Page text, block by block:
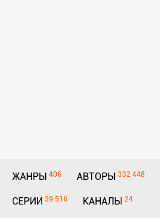
ЖАНРЫ 406 АВТОРЫ 332 448
СЕРИИ 39 516 КАНАЛЫ 24